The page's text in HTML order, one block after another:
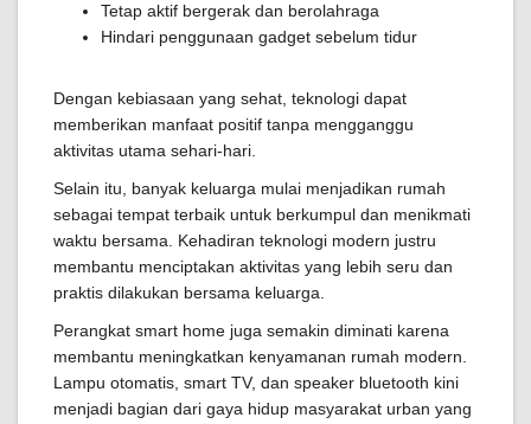
Tetap aktif bergerak dan berolahraga
Hindari penggunaan gadget sebelum tidur
Dengan kebiasaan yang sehat, teknologi dapat
memberikan manfaat positif tanpa mengganggu
aktivitas utama sehari-hari.
Selain itu, banyak keluarga mulai menjadikan rumah
sebagai tempat terbaik untuk berkumpul dan menikmati
waktu bersama. Kehadiran teknologi modern justru
membantu menciptakan aktivitas yang lebih seru dan
praktis dilakukan bersama keluarga.
Perangkat smart home juga semakin diminati karena
membantu meningkatkan kenyamanan rumah modern.
Lampu otomatis, smart TV, dan speaker bluetooth kini
menjadi bagian dari gaya hidup masyarakat urban yang